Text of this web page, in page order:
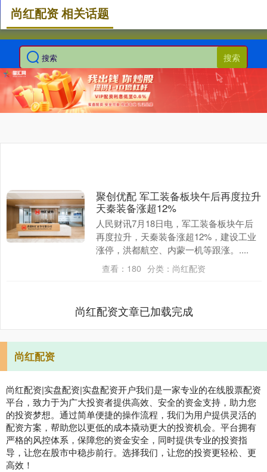
搜索
尚红配资 相关话题
聚创优配 军工装备板块午后再度拉升
天秦装备涨超12%
人民财讯7月18日电，军工装备板块午后
再度拉升，天秦装备涨超12%，建设工业
涨停，洪都航空、内蒙一机等跟涨。....
查看： 180 分类： 尚红配资
尚红配资文章已加载完成
尚红配资
尚红配资|实盘配资|实盘配资开户我们是一家专业的在线股票配资
平台，致力于为广大投资者提供高效、安全的资金支持，助力您
的投资梦想。通过简单便捷的操作流程，我们为用户提供灵活的
配资方案，帮助您以更低的成本撬动更大的投资机会。平台拥有
严格的风控体系，保障您的资金安全，同时提供专业的投资指
导，让您在股市中稳步前行。选择我们，让您的投资更轻松、更
高效！